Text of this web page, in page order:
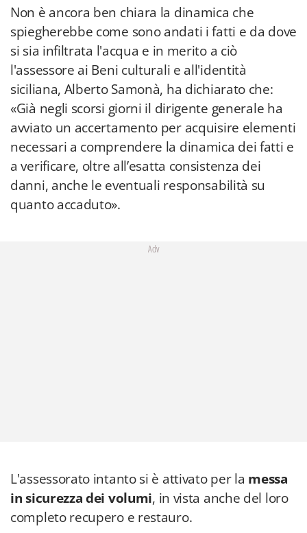
Non è ancora ben chiara la dinamica che
spiegherebbe come sono andati i fatti e da dove
si sia infiltrata l'acqua e in merito a ciò
l'assessore ai Beni culturali e all'identità
siciliana, Alberto Samonà, ha dichiarato che:
«Già negli scorsi giorni il dirigente generale ha
avviato un accertamento per acquisire elementi
necessari a comprendere la dinamica dei fatti e
a verificare, oltre all’esatta consistenza dei
danni, anche le eventuali responsabilità su
quanto accaduto».
Adv
L'assessorato intanto si è attivato per la messa
in sicurezza dei volumi, in vista anche del loro
completo recupero e restauro.